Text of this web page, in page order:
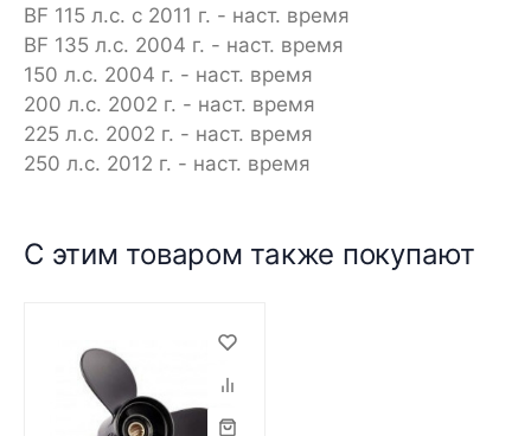
BF 115 л.с. с 2011 г. - наст. время
BF 135 л.с. 2004 г. - наст. время
150 л.с. 2004 г. - наст. время
200 л.с. 2002 г. - наст. время
225 л.с. 2002 г. - наст. время
250 л.с. 2012 г. - наст. время
С этим товаром также покупают